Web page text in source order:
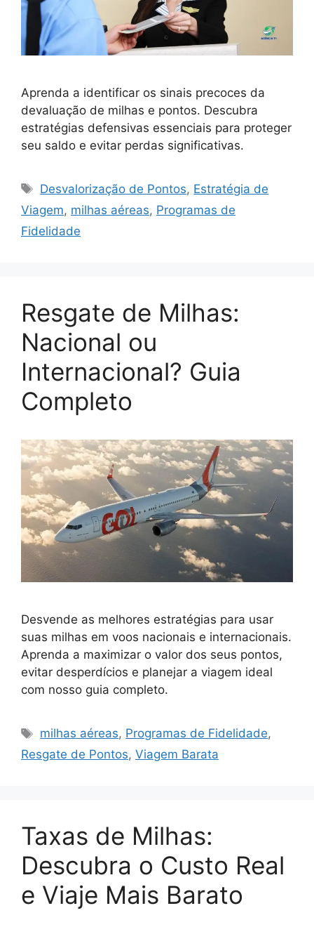
Aprenda a identificar os sinais precoces da
devaluação de milhas e pontos. Descubra
estratégias defensivas essenciais para proteger
seu saldo e evitar perdas significativas.
Tags
Desvalorização de Pontos, Estratégia de
Viagem, milhas aéreas, Programas de
Fidelidade
Resgate de Milhas:
Nacional ou
Internacional? Guia
Completo
Desvende as melhores estratégias para usar
suas milhas em voos nacionais e internacionais.
Aprenda a maximizar o valor dos seus pontos,
evitar desperdícios e planejar a viagem ideal
com nosso guia completo.
Tags
milhas aéreas, Programas de Fidelidade,
Resgate de Pontos, Viagem Barata
Taxas de Milhas:
Descubra o Custo Real
e Viaje Mais Barato